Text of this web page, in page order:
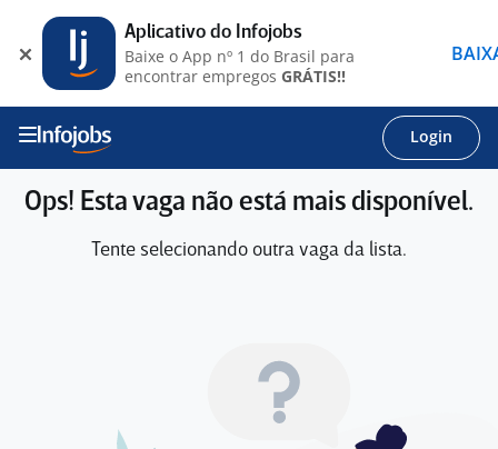
Login
Ops! Esta vaga não está mais disponível.
Tente selecionando outra vaga da lista.
Aplicativo do Infojobs
Baixe o App nº 1 do Brasil para
encontrar empregos GRÁTIS!!